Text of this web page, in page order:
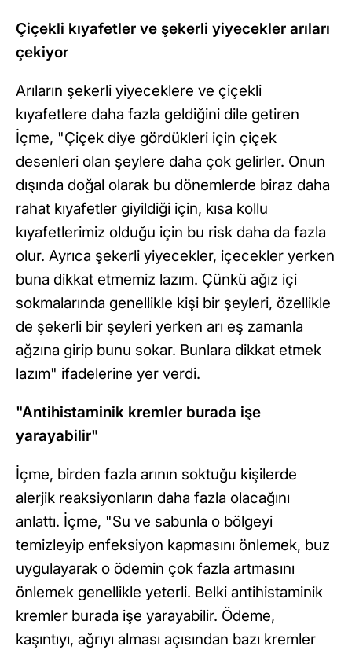
Çiçekli kıyafetler ve şekerli yiyecekler arıları
çekiyor
Arıların şekerli yiyeceklere ve çiçekli
kıyafetlere daha fazla geldiğini dile getiren
İçme, "Çiçek diye gördükleri için çiçek
desenleri olan şeylere daha çok gelirler. Onun
dışında doğal olarak bu dönemlerde biraz daha
rahat kıyafetler giyildiği için, kısa kollu
kıyafetlerimiz olduğu için bu risk daha da fazla
olur. Ayrıca şekerli yiyecekler, içecekler yerken
buna dikkat etmemiz lazım. Çünkü ağız içi
sokmalarında genellikle kişi bir şeyleri, özellikle
de şekerli bir şeyleri yerken arı eş zamanla
ağzına girip bunu sokar. Bunlara dikkat etmek
lazım" ifadelerine yer verdi.
"Antihistaminik kremler burada işe
yarayabilir"
İçme, birden fazla arının soktuğu kişilerde
alerjik reaksiyonların daha fazla olacağını
anlattı. İçme, "Su ve sabunla o bölgeyi
temizleyip enfeksiyon kapmasını önlemek, buz
uygulayarak o ödemin çok fazla artmasını
önlemek genellikle yeterli. Belki antihistaminik
kremler burada işe yarayabilir. Ödeme,
kaşıntıyı, ağrıyı alması açısından bazı kremler